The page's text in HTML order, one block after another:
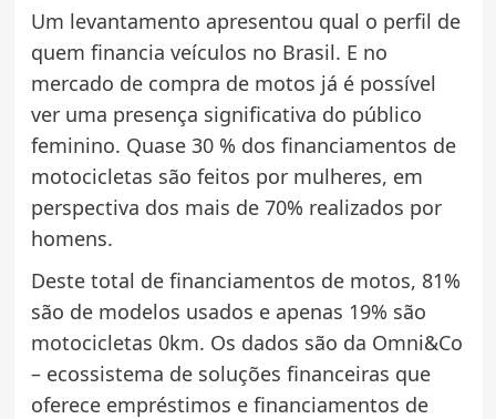
Um levantamento apresentou qual o perfil de
quem financia veículos no Brasil. E no
mercado de compra de motos já é possível
ver uma presença significativa do público
feminino. Quase 30 % dos financiamentos de
motocicletas são feitos por mulheres, em
perspectiva dos mais de 70% realizados por
homens.
Deste total de financiamentos de motos, 81%
são de modelos usados e apenas 19% são
motocicletas 0km. Os dados são da Omni&Co
– ecossistema de soluções financeiras que
oferece empréstimos e financiamentos de